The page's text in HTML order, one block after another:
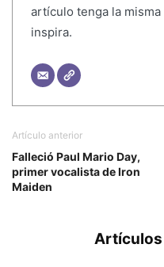
artículo tenga la
inspira.
Artículo anterior
Falleció Paul Mario Day,
primer vocalista de Iron
Maiden
Artículos